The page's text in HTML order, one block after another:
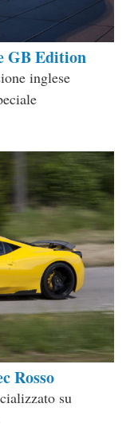
GB Edition
inglese
Rosso
su